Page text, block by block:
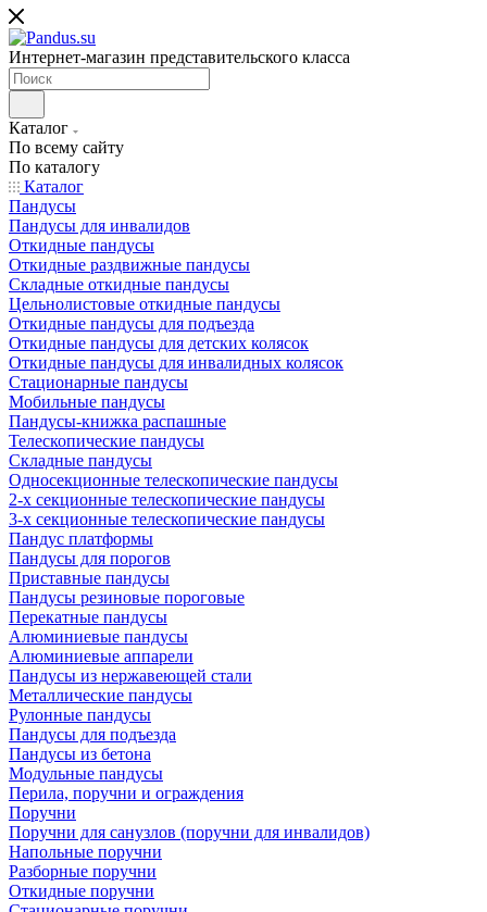
Интернет-магазин представительского класса
Каталог
По всему сайту
По каталогу
Каталог
Пандусы
Пандусы для инвалидов
Откидные пандусы
Откидные раздвижные пандусы
Складные откидные пандусы
Цельнолистовые откидные пандусы
Откидные пандусы для подъезда
Откидные пандусы для детских колясок
Откидные пандусы для инвалидных колясок
Стационарные пандусы
Мобильные пандусы
Пандусы-книжка распашные
Телескопические пандусы
Складные пандусы
Односекционные телескопические пандусы
2-х секционные телескопические пандусы
3-х секционные телескопические пандусы
Пандус платформы
Пандусы для порогов
Приставные пандусы
Пандусы резиновые пороговые
Перекатные пандусы
Алюминиевые пандусы
Алюминиевые аппарели
Пандусы из нержавеющей стали
Металлические пандусы
Рулонные пандусы
Пандусы для подъезда
Пандусы из бетона
Модульные пандусы
Перила, поручни и ограждения
Поручни
Поручни для санузлов (поручни для инвалидов)
Напольные поручни
Разборные поручни
Откидные поручни